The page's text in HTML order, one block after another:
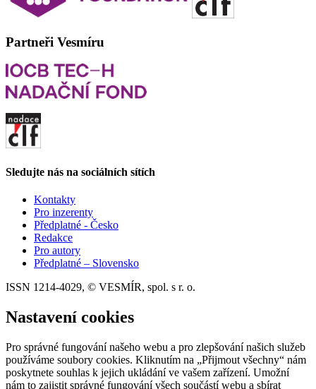
Partneři Vesmíru
Sledujte nás na sociálních sítích
Kontakty
Pro inzerenty
Předplatné - Česko
Redakce
Pro autory
Předplatné – Slovensko
ISSN 1214-4029, © VESMÍR, spol. s r. o.
Nastavení cookies
Pro správné fungování našeho webu a pro zlepšování našich služeb
používáme soubory cookies. Kliknutím na „Přijmout všechny“ nám
poskytnete souhlas k jejich ukládání ve vašem zařízení. Umožní
nám to zajistit správné fungování všech součástí webu a sbírat